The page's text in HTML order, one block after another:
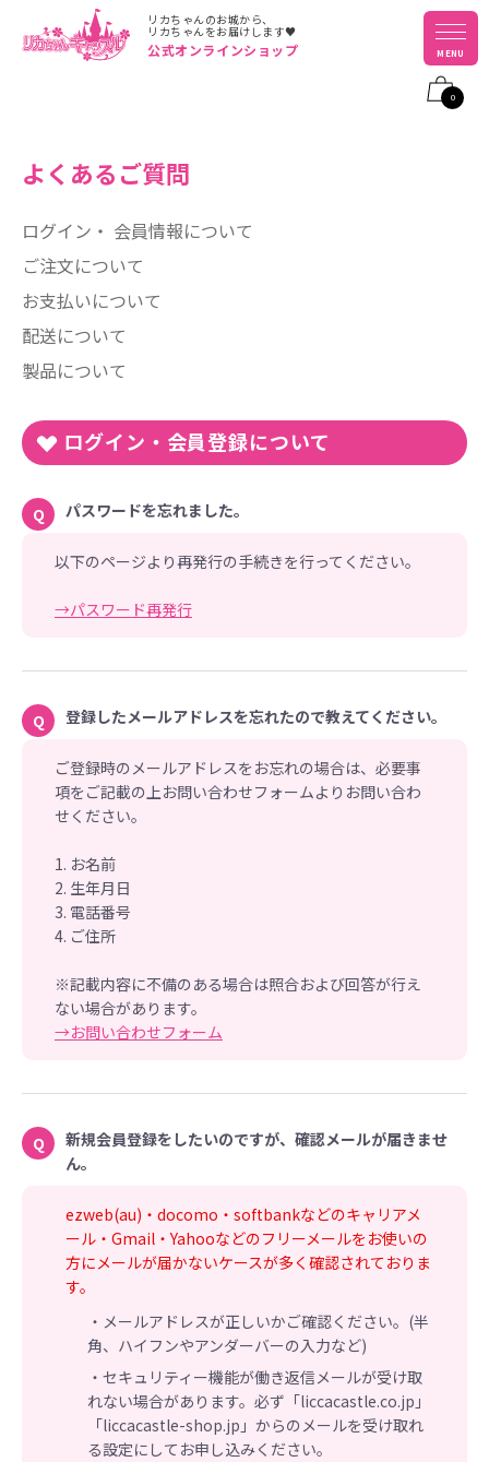
リカちゃんのお城から、
リカちゃんをお届けします♥
公式オンラインショップ
0
MENU
よくあるご質問
ログイン・ 会員情報について
ご注文について
お支払いについて
配送について
製品について
ログイン・会員登録について
Q パスワードを忘れました。
以下のページより再発行の手続きを行ってください。
→パスワード再発行
Q 登録したメールアドレスを忘れたので教えてください。
ご登録時のメールアドレスをお忘れの場合は、必要事
項をご記載の上お問い合わせフォームよりお問い合わ
せください。
1. お名前
2. 生年月日
3. 電話番号
4. ご住所
※記載内容に不備のある場合は照合および回答が行え
ない場合があります。
→お問い合わせフォーム
Q
新規会員登録をしたいのですが、確認メールが届きませ
ん。
ezweb(au)・docomo・softbankなどのキャリアメ
ール・Gmail・Yahooなどのフリーメールをお使いの
方にメールが届かないケースが多く確認されておりま
す。
・メールアドレスが正しいかご確認ください。(半
角、ハイフンやアンダーバーの入力など)
・セキュリティー機能が働き返信メールが受け取
れない場合があります。必ず「liccacastle.co.jp」
「liccacastle-shop.jp」からのメールを受け取れ
る設定にしてお申し込みください。